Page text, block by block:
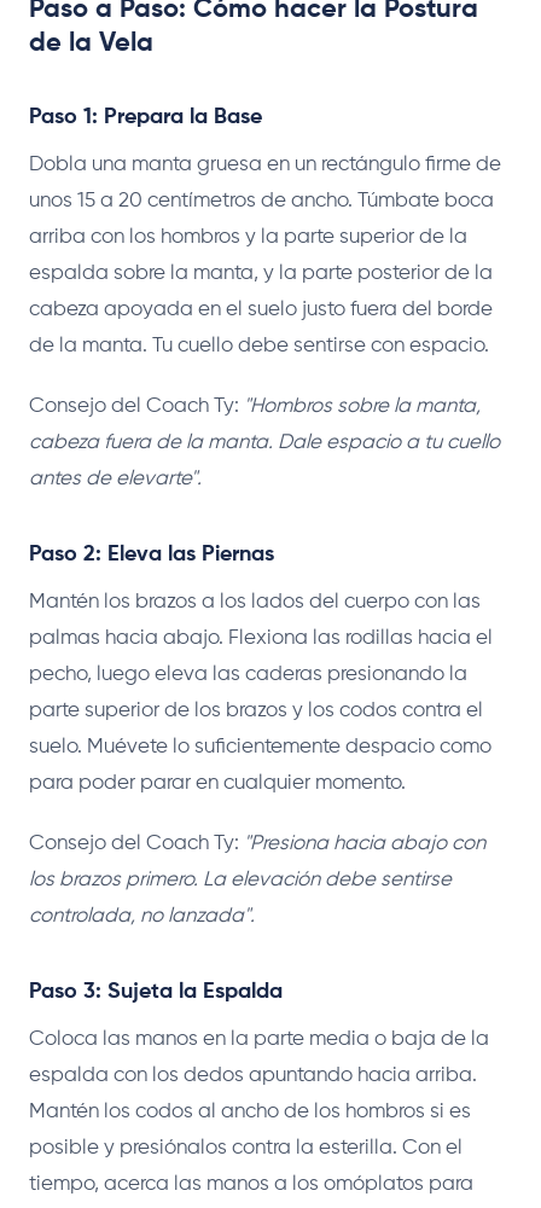
Paso a Paso: Cómo hacer la Postura
de la Vela
Paso 1: Prepara la Base
Dobla una manta gruesa en un rectángulo firme de
unos 15 a 20 centímetros de ancho. Túmbate boca
arriba con los hombros y la parte superior de la
espalda sobre la manta, y la parte posterior de la
cabeza apoyada en el suelo justo fuera del borde
de la manta. Tu cuello debe sentirse con espacio.
Consejo del Coach Ty: "Hombros sobre la manta,
cabeza fuera de la manta. Dale espacio a tu cuello
antes de elevarte".
Paso 2: Eleva las Piernas
Mantén los brazos a los lados del cuerpo con las
palmas hacia abajo. Flexiona las rodillas hacia el
pecho, luego eleva las caderas presionando la
parte superior de los brazos y los codos contra el
suelo. Muévete lo suficientemente despacio como
para poder parar en cualquier momento.
Consejo del Coach Ty: "Presiona hacia abajo con
los brazos primero. La elevación debe sentirse
controlada, no lanzada".
Paso 3: Sujeta la Espalda
Coloca las manos en la parte media o baja de la
espalda con los dedos apuntando hacia arriba.
Mantén los codos al ancho de los hombros si es
posible y presiónalos contra la esterilla. Con el
tiempo, acerca las manos a los omóplatos para